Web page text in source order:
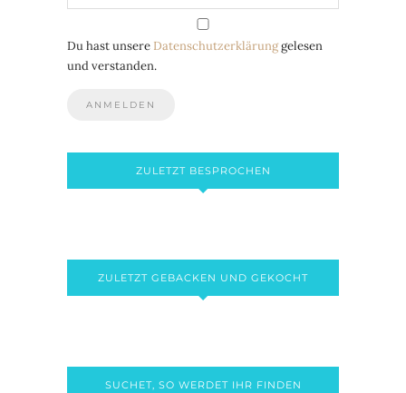
Du hast unsere Datenschutzerklärunggelesen
und verstanden.
ZULETZT BESPROCHEN
ZULETZT GEBACKEN UND GEKOCHT
SUCHET, SO WERDET IHR FINDEN